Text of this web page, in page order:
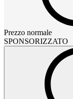
Prezzo normale
SPONSORIZZATO